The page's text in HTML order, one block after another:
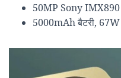
50MP Sony IMX890
5000mAh बैटरी, 67W